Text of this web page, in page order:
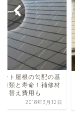
ート屋根の匂配の基
種類と寿命！補修材
き替え費用も
2018年3月12日